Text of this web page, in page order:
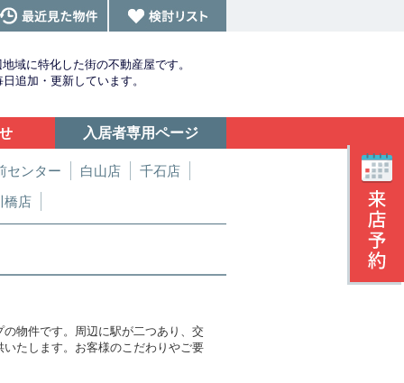
域に特化した街の不動産屋です。
追加・更新しています。
入居者専用ページ
センター 白山店
千石店
橋店
物件です。周辺に駅が二つあり、交
たします。お客様のこだわりやご要